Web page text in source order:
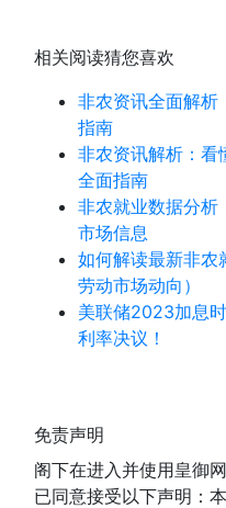
相关阅读猜您喜欢
非农资讯全面解析
指南
非农资讯解析：看
全面指南
非农就业数据分析
市场信息
如何解读最新非农
劳动市场动向）
美联储2023加息
利率决议！
免责声明
阁下在进入并使用皇御
已同意接受以下声明：